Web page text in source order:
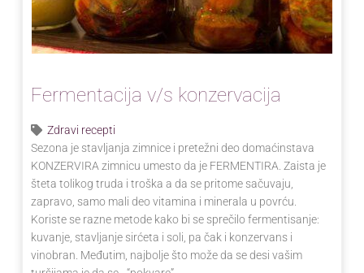
Fermentacija v/s konzervacija
Zdravi recepti
Sezona je stavljanja zimnice i pretežni deo domaćinstava
KONZERVIRA zimnicu umesto da je FERMENTIRA. Zaista je
šteta tolikog truda i troška a da se pritome sačuvaju,
zapravo, samo mali deo vitamina i minerala u povrću.
Koriste se razne metode kako bi se sprečilo fermentisanje:
kuvanje, stavljanje sirćeta i soli, pa čak i konzervans i
vinobran. Međutim, najbolje što može da se desi vašim